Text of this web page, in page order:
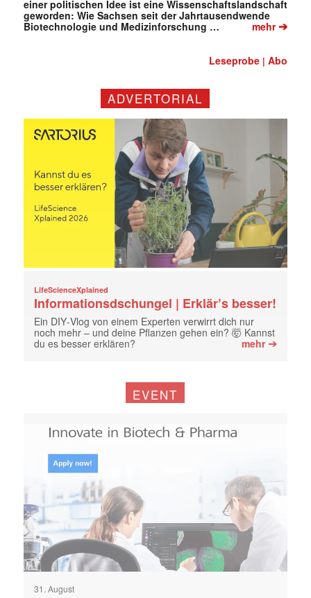
einer politischen Idee ist eine Wissenschaftslandschaft
geworden: Wie Sachsen seit der Jahrtausendwende
Biotechnologie und Medizinforschung …
mehr➔
Leseprobe |Abo
ADVERTORIAL
LifeScienceXplained
Informationsdschungel | Erklär’s besser!
Ein DIY‑Vlog von einem Experten verwirrt dich nur
noch mehr – und deine Pflanzen gehen ein? 🤯 Kannst
du es besser erklären?
mehr➔
EVENT
31. August